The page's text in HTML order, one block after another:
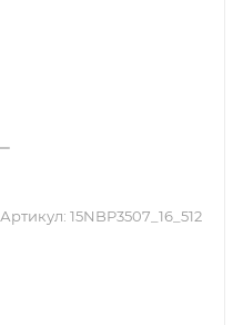
Артикул: 15NBP3507_16_512